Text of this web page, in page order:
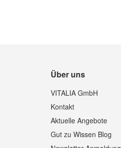
Über uns
VITALIA GmbH
Kontakt
Aktuelle Angebote
Gut zu Wissen Blog